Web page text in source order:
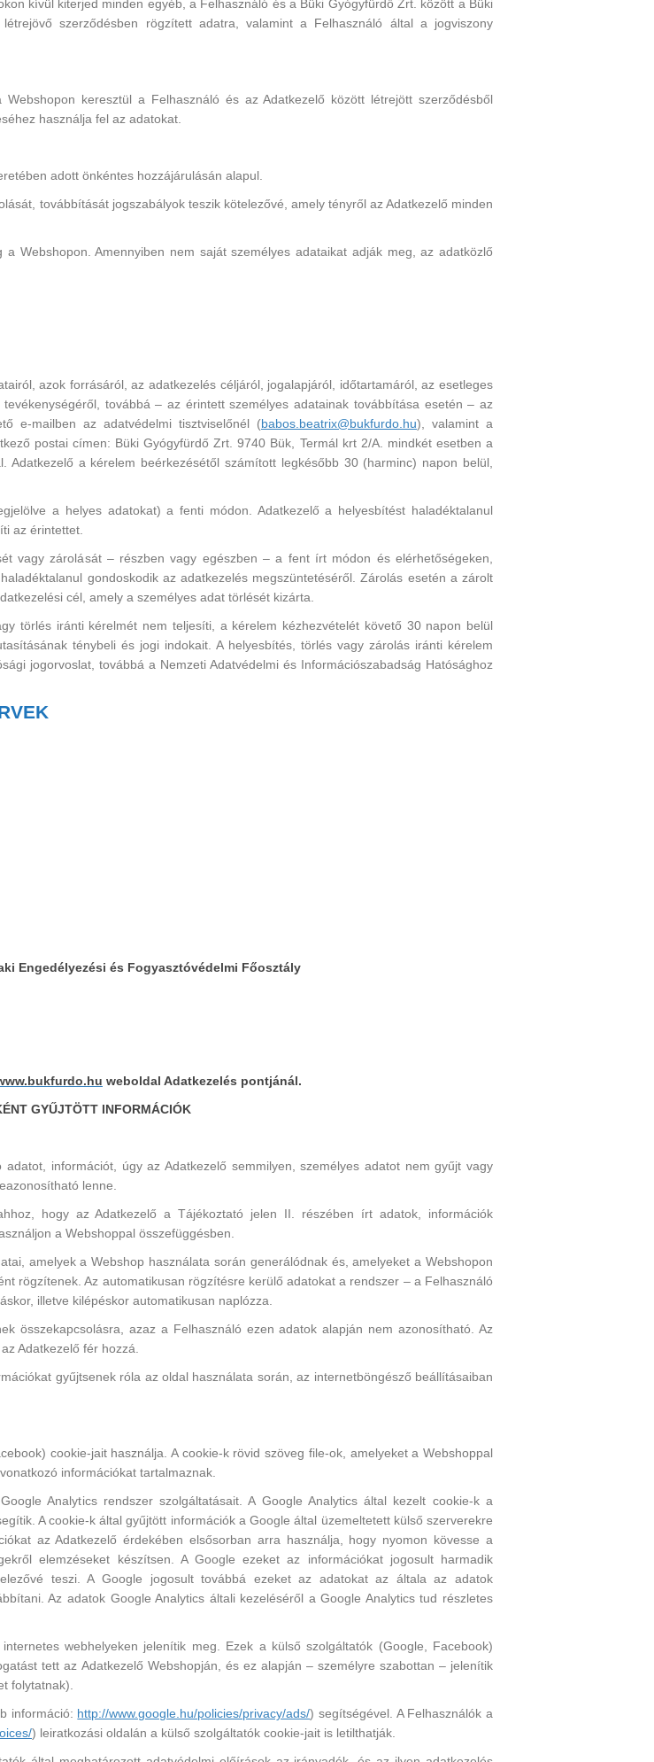
kívül kiterjed minden egyéb, a Felhasználó és a Büki Gyógyfürdő Zrt. között a Büki
szerződésben rögzített adatra, valamint a Felhasználó által a jogviszony
keresztül a Felhasználó és az Adatkezelő között létrejött szerződésből
használja fel az adatokat.
adott önkéntes hozzájárulásán alapul.
továbbítását jogszabályok teszik kötelezővé, amely tényről az Adatkezelő minden
Webshopon. Amennyiben nem saját személyes adataikat adják meg, az adatközlő
azok forrásáról, az adatkezelés céljáról, jogalapjáról, időtartamáról, az esetleges
továbbá – az érintett személyes adatainak továbbítása esetén – az
e-mailben az adatvédelmi tisztviselőnél (babos.beatrix@bukfurdo.hu), valamint a
postai címen: Büki Gyógyfürdő Zrt. 9740 Bük, Termál krt 2/A. mindkét esetben a
a kérelem beérkezésétől számított legkésőbb 30 (harminc) napon belül,
a helyes adatokat) a fenti módon. Adatkezelő a helyesbítést haladéktalanul
az érintettet.
vagy zárolását – részben vagy egészben – a fent írt módon és elérhetőségeken,
gondoskodik az adatkezelés megszüntetéséről. Zárolás esetén a zárolt
cél, amely a személyes adat törlését kizárta.
törlés iránti kérelmét nem teljesíti, a kérelem kézhezvételét követő 30 napon belül
ténybeli és jogi indokait. A helyesbítés, törlés vagy zárolás iránti kérelem
jogorvoslat, továbbá a Nemzeti Adatvédelmi és Információszabadság Hatósághoz
Engedélyezési és Fogyasztóvédelmi Főosztály
weboldal Adatkezelés pontjánál.
GYŰJTÖTT INFORMÁCIÓK
információt, úgy az Adatkezelő semmilyen, személyes adatot nem gyűjt vagy
lenne.
hogy az Adatkezelő a Tájékoztató jelen II. részében írt adatok, információk
a Webshoppal összefüggésben.
amelyek a Webshop használata során generálódnak és, amelyeket a Webshopon
rögzítenek. Az automatikusan rögzítésre kerülő adatokat a rendszer – a Felhasználó
illetve kilépéskor automatikusan naplózza.
összekapcsolásra, azaz a Felhasználó ezen adatok alapján nem azonosítható. Az
Adatkezelő fér hozzá.
gyűjtsenek róla az oldal használata során, az internetböngésző beállításaiban
cookie-jait használja. A cookie-k rövid szöveg file-ok, amelyeket a Webshoppal
információkat tartalmaznak.
Analytics rendszer szolgáltatásait. A Google Analytics által kezelt cookie-k a
A cookie-k által gyűjtött információk a Google által üzemeltetett külső szerverekre
az Adatkezelő érdekében elsősorban arra használja, hogy nyomon kövesse a
elemzéseket készítsen. A Google ezeket az információkat jogosult harmadik
teszi. A Google jogosult továbbá ezeket az adatokat az általa az adatok
Az adatok Google Analytics általi kezeléséről a Google Analytics tud részletes
webhelyeken jelenítik meg. Ezek a külső szolgáltatók (Google, Facebook)
tett az Adatkezelő Webshopján, és ez alapján – személyre szabottan – jelenítik
folytatnak).
információ: http://www.google.hu/policies/privacy/ads/) segítségével. A Felhasználók a
) leiratkozási oldalán a külső szolgáltatók cookie-jait is letilthatják.